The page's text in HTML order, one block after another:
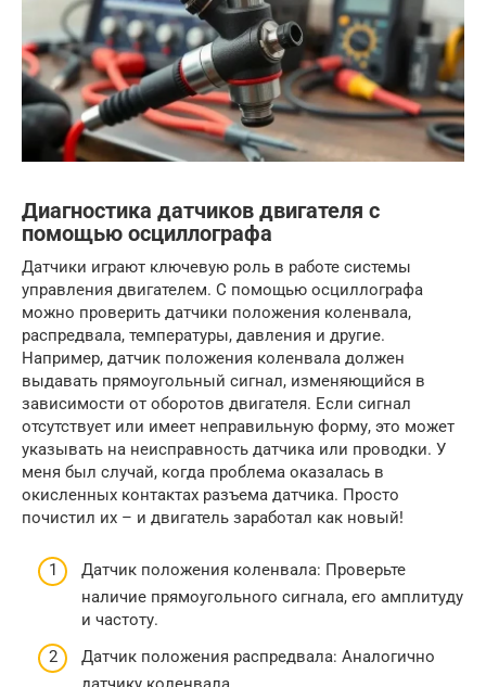
Диагностика датчиков двигателя с
помощью осциллографа
Датчики играют ключевую роль в работе системы
управления двигателем. С помощью осциллографа
можно проверить датчики положения коленвала,
распредвала, температуры, давления и другие.
Например, датчик положения коленвала должен
выдавать прямоугольный сигнал, изменяющийся в
зависимости от оборотов двигателя. Если сигнал
отсутствует или имеет неправильную форму, это может
указывать на неисправность датчика или проводки. У
меня был случай, когда проблема оказалась в
окисленных контактах разъема датчика. Просто
почистил их – и двигатель заработал как новый!
Датчик положения коленвала: Проверьте
наличие прямоугольного сигнала, его амплитуду
и частоту.
Датчик положения распредвала: Аналогично